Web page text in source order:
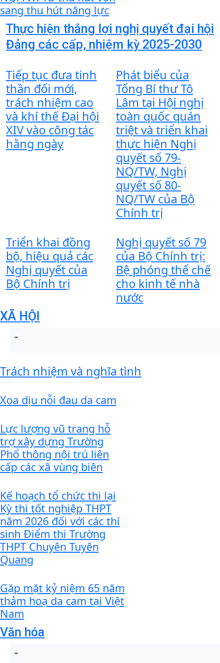
sang thu hút năng lực
Thực hiện thắng lợi nghị quyết đại hội
Đảng các cấp, nhiệm kỳ 2025-2030
Tiếp tục đưa tinh
thần đổi mới,
trách nhiệm cao
và khí thế Đại hội
XIV vào công tác
hằng ngày
Phát biểu của
Tổng Bí thư Tô
Lâm tại Hội nghị
toàn quốc quán
triệt và triển khai
thực hiện Nghị
quyết số 79-
NQ/TW, Nghị
quyết số 80-
NQ/TW của Bộ
Chính trị
Triển khai đồng
bộ, hiệu quả các
Nghị quyết của
Bộ Chính trị
Nghị quyết số 79
của Bộ Chính trị:
Bệ phóng thể chế
cho kinh tế nhà
nước
XÃ HỘI
Trách nhiệm và nghĩa tình
Xoa dịu nỗi đau da cam
Lực lượng vũ trang hỗ
trợ xây dựng Trường
Phổ thông nội trú liên
cấp các xã vùng biên
Kế hoạch tổ chức thi lại
Kỳ thi tốt nghiệp THPT
năm 2026 đối với các thí
sinh Điểm thi Trường
THPT Chuyên Tuyên
Quang
Gặp mặt kỷ niệm 65 năm
thảm hoạ da cam tại Việt
Nam
Văn hóa